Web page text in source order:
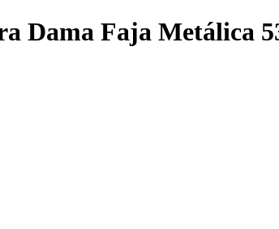
Dama Faja Metálica